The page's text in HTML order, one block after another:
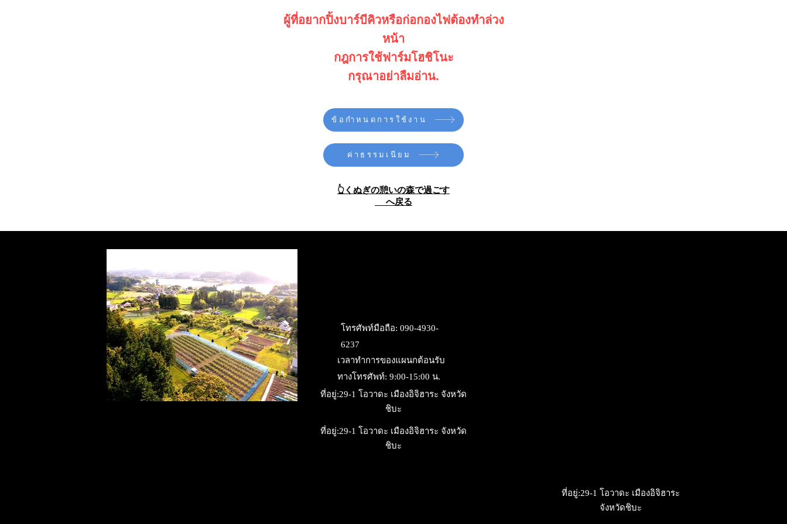
​ผู้ที่อยากปิ้งบาร์บีคิวหรือก่อกองไฟต้องทำล่วง
หน้า
กฎการใช้ฟาร์มโฮชิโนะ
กรุณาอย่าลืมอ่าน.
ข้อกำหนดการใช้งาน
ค่าธรรมเนียม
👆くぬぎの憩いの森で過ごす
へ戻る
โทรศัพท์มือถือ: 090-4930-
6237
​เวลาทำการของแผนกต้อนรับ
ทางโทรศัพท์: 9:00-15:00 น.
ที่อยู่:​29-1 โอวาดะ เมืองอิจิฮาระ จังหวัด
ชิบะ
ที่อยู่:​29-1 โอวาดะ เมืองอิจิฮาระ จังหวัด
ชิบะ
ที่อยู่:​29-1 โอวาดะ เมืองอิจิฮาระ
จังหวัดชิบะ